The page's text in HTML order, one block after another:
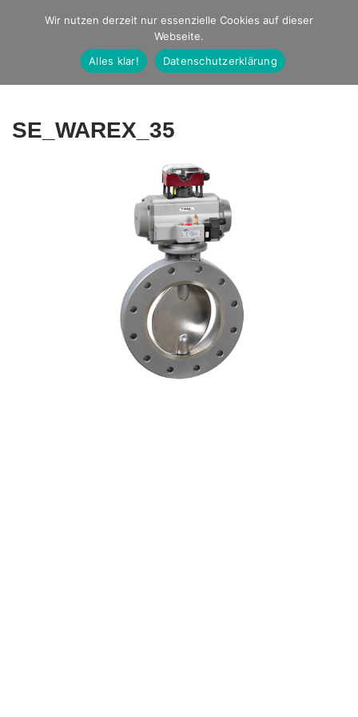
Studio Ernst
Fotografie
SE_WAREX_35
Wir nutzen derzeit nur essenzielle Cookies auf dieser
Webseite.
Alles klar!
Datenschutzerklärung